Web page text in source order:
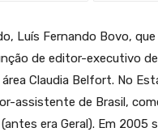
Luís Fernando Bovo,
de editor-executivo
Claudia Belfort. No
assistente de Brasil,
era Geral). Em 2005